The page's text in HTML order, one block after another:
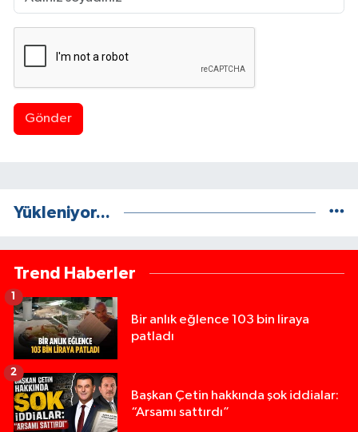
Gönder
Yükleniyor...
Trend Haberler
Bir anlık eğlence 103 bin liraya
patladı
1
Başkan Çetin hakkında şok iddialar:
“Arsamı sattırdı”
2